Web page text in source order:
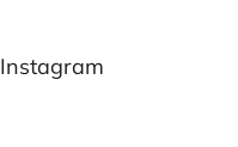
Instagram